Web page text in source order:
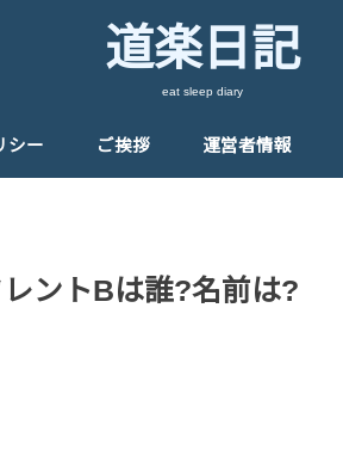
道楽日記
eat sleep diary
シー ご挨拶 運営者情報
ントBは誰?名前は?